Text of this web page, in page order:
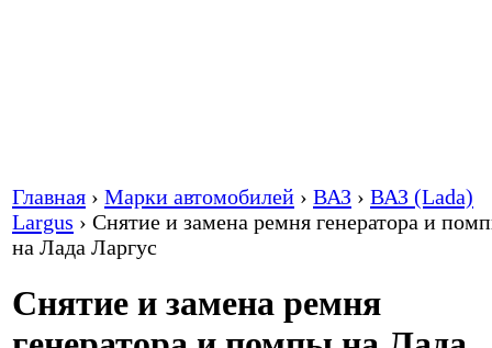
Главная › Марки автомобилей › ВАЗ › ВАЗ (Lada)
Largus › Снятие и замена ремня генератора и
на Лада Ларгус
Снятие и замена ремня